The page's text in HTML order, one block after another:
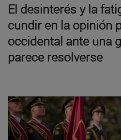
El desinterés y la
cundir en la opinión
occidental ante una
parece resolverse